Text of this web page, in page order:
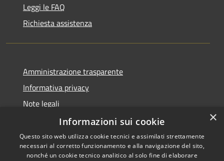
Leggi le FAQ
Richiesta assistenza
Amministrazione trasparente
Informativa privacy
Note legali
Dichiarazione di accessibilità
×
Informazioni sui cookie
Questo sito web utilizza cookie tecnici e assimilati strettamente
necessari al corretto funzionamento e alla navigazione del sito,
nonché un cookie tecnico analitico al solo fine di elaborare